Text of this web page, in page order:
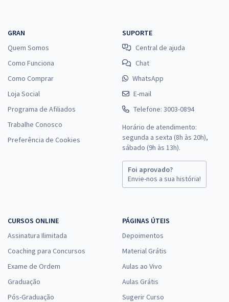
GRAN
Quem Somos
Como Funciona
Como Comprar
Loja Social
Programa de Afiliados
Trabalhe Conosco
Preferência de Cookies
SUPORTE
Central de ajuda
Chat
WhatsApp
E-mail
Telefone: 3003-0894
Horário de atendimento:
segunda a sexta (8h às 20h),
sábado (9h às 13h).
Foi aprovado?
Envie-nos a sua história!
CURSOS ONLINE
Assinatura Ilimitada
Coaching para Concursos
Exame de Ordem
Graduação
Pós-Graduação
PÁGINAS ÚTEIS
Depoimentos
Material Grátis
Aulas ao Vivo
Aulas Grátis
Sugerir Curso